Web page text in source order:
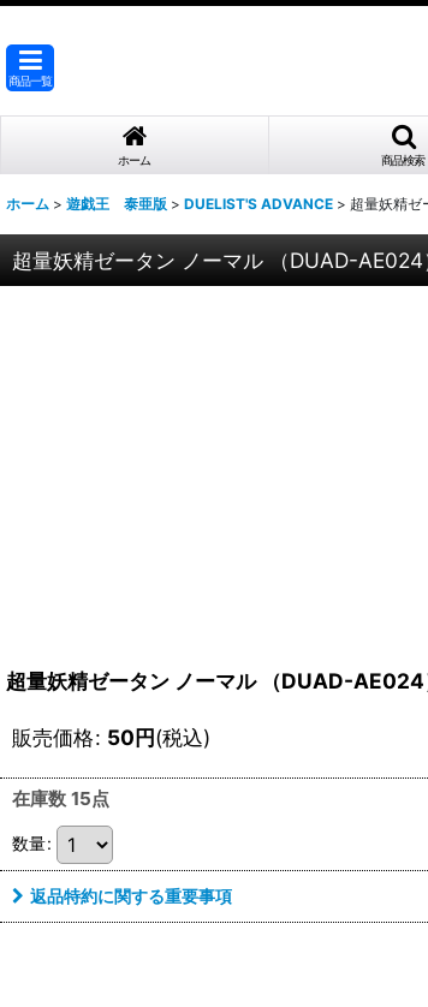
商品一覧
ホーム 商品検索
ホーム > 遊戯王 泰亜版 > DUELIST'S ADVANCE > 超量妖精ゼ
超量妖精ゼータン ノーマル （DUAD-AE024
超量妖精ゼータン ノーマル （DUAD-AE024
販売価格: 50円(税込)
在庫数 15点
数量:
返品特約に関する重要事項